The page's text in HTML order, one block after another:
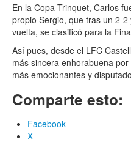
En la Copa Trinquet, Carlos
propio Sergio, que tras un 2-
vuelta, se clasificó para la
Así pues, desde el LFC
más sincera enhorabuena
más emocionantes y
Comparte esto:
Facebook
X